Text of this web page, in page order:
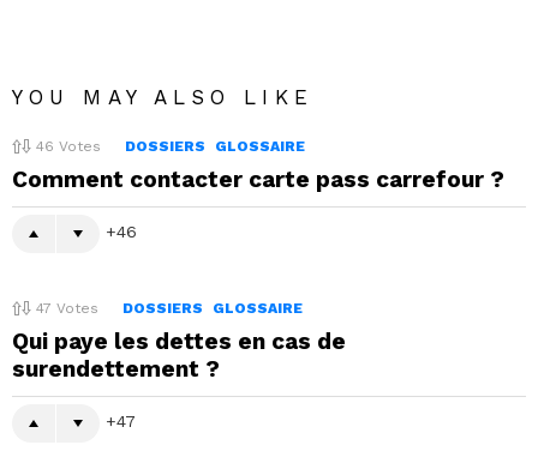
YOU MAY ALSO LIKE
46 Votes DOSSIERS GLOSSAIRE
Comment contacter carte pass carrefour ?
46
47 Votes DOSSIERS GLOSSAIRE
Qui paye les dettes en cas de
surendettement ?
47